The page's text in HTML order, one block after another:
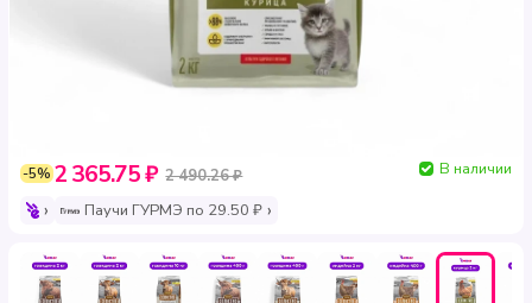
-5% 2 365.75 ₽ 2 490.26 ₽
В наличии
Паучи ГУРМЭ по 29.50 ₽